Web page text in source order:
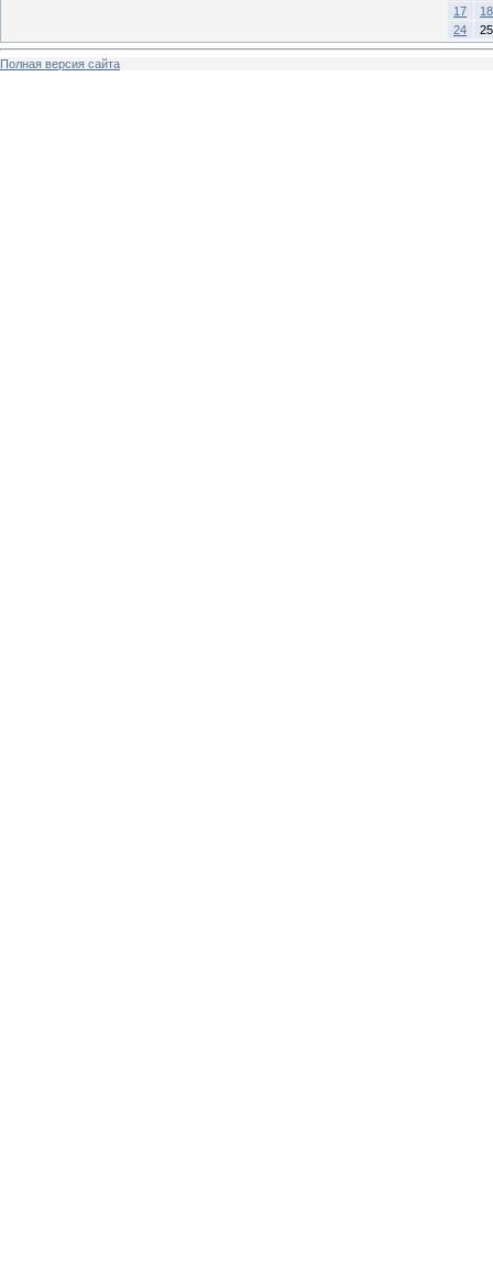
17
18
24
25
Полная версия сайта